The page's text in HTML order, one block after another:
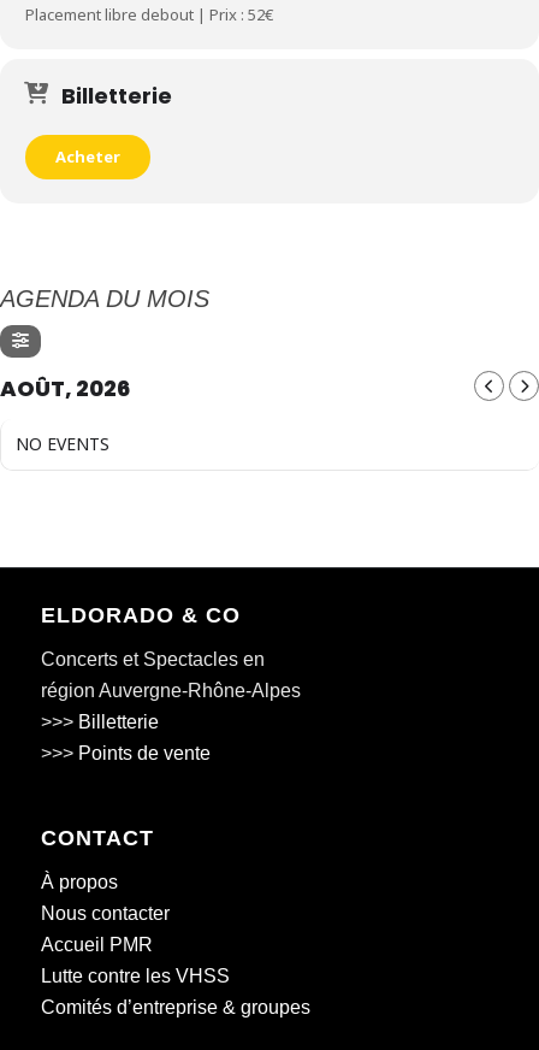
Placement libre debout | Prix : 52€
Billetterie
Acheter
AGENDA DU MOIS
AOÛT, 2026
NO EVENTS
ELDORADO & CO
Concerts et Spectacles en
région Auvergne-Rhône-Alpes
>>> Billetterie
>>> Points de vente
CONTACT
À propos
Nous contacter
Accueil PMR
Lutte contre les VHSS
Comités d’entreprise & groupes